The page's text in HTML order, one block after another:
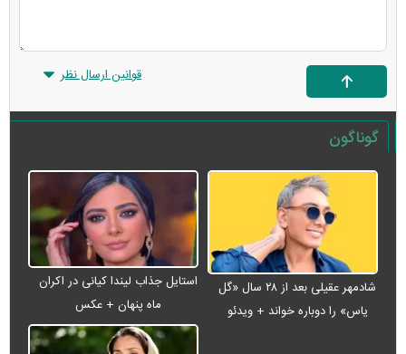
قوانین ارسال نظر
گوناگون
شادمهر عقیلی بعد از ۲۸ سال «گل
یاس» را دوباره خواند + ویدئو
استایل جذاب لیندا کیانی در اکران
ماه پنهان + عکس